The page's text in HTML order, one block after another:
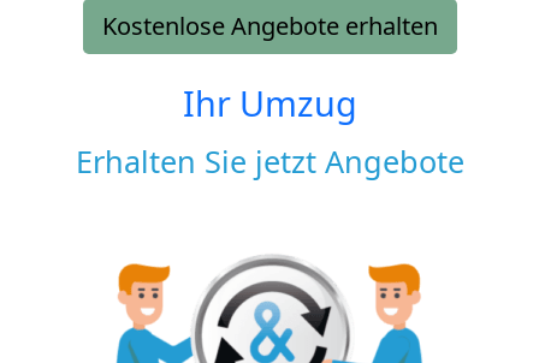
Kostenlose Angebote erhalten
Ihr Umzug
Erhalten Sie jetzt Angebote